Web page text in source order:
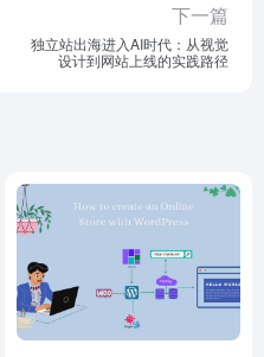
下一篇
独立站出海进入AI时代：从视觉
设计到网站上线的实践路径